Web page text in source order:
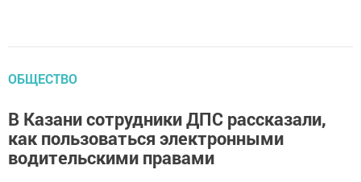
ОБЩЕСТВО
В Казани сотрудники ДПС рассказали,
как пользоваться электронными
водительскими правами